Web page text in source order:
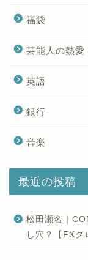
福袋
芸能人の熱愛
英語
銀行
音楽
最近の投稿
松田瀬名｜
し穴？【FXク